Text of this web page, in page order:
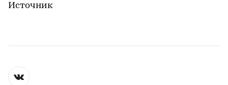
Источник